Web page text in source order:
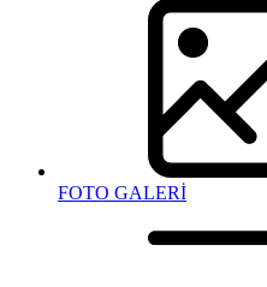
FOTO GALERİ